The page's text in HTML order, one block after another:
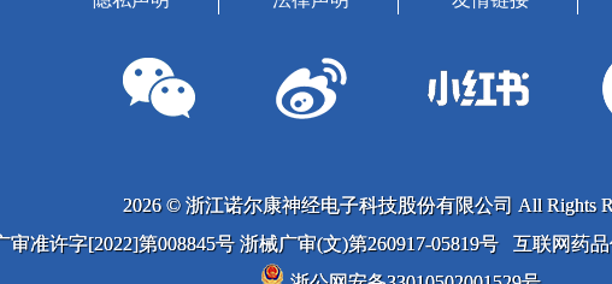
2026 © 浙江诺尔康神经电子科技股份有限公司 All Rights
审准许字[2022]第008845号 浙械广审(文)第260917-05819号 互联网药